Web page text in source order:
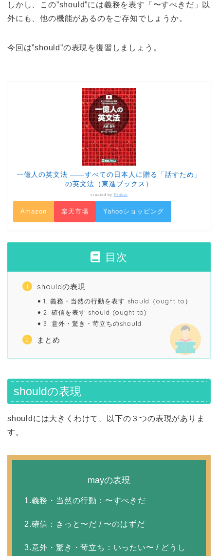
しかし、この”should”には義務を表す「〜すべきだ」以
外にも、他の機能があるのをご存知でしょうか。
今回は”should”の表現を復習しましょう。
一億人の英文法 ――すべての日本人に贈る「話すため」
の英文法（東進ブックス）
created by Rinker
Amazon 楽天市場 Yahooショッピング
目次
shouldの表現
1. 義務・当然の行動を表す should（ought to）
2. 確信を表す should (ought to)
3. 意外・驚き・苛立ちのshould
まとめ
shouldの表現
shouldには大きくわけて、以下の３つの表現がありま
す。
mayの表現
1.義務・当然の行動 ：〜すべきだ
2.確信：きっと〜だ / 〜のはずだ
3.意外・驚き・苛立ち：いったい〜 / どうし